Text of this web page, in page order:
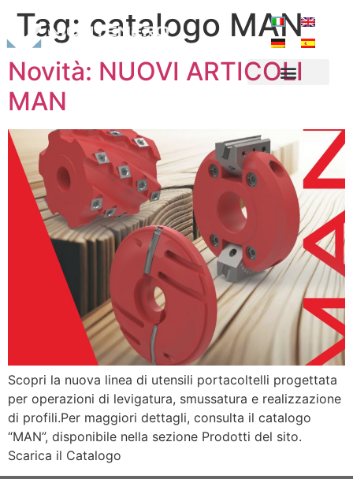
Tag: catalogo MAN
Novità: NUOVI ARTICOLI
MAN
Scopri la nuova linea di utensili portacoltelli progettata
per operazioni di levigatura, smussatura e realizzazione
di profili.Per maggiori dettagli, consulta il catalogo
“MAN”, disponibile nella sezione Prodotti del sito.
Scarica il Catalogo